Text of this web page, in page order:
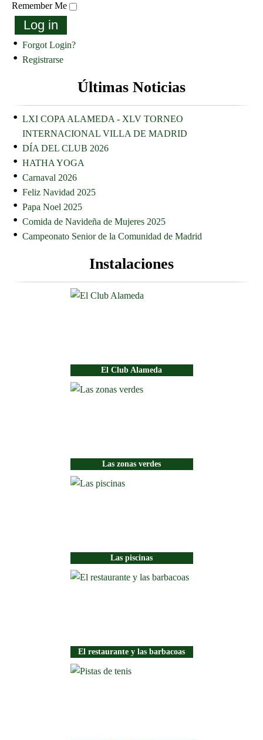
Remember Me
Log in
Forgot Login?
Registrarse
Últimas Noticias
LXI COPA ALAMEDA - XLV TORNEO
INTERNACIONAL VILLA DE MADRID
DÍA DEL CLUB 2026
HATHA YOGA
Carnaval 2026
Feliz Navidad 2025
Papa Noel 2025
Comida de Navideña de Mujeres 2025
Campeonato Senior de la Comunidad de Madrid
Instalaciones
El Club Alameda
Las zonas verdes
Las piscinas
El restaurante y las barbacoas